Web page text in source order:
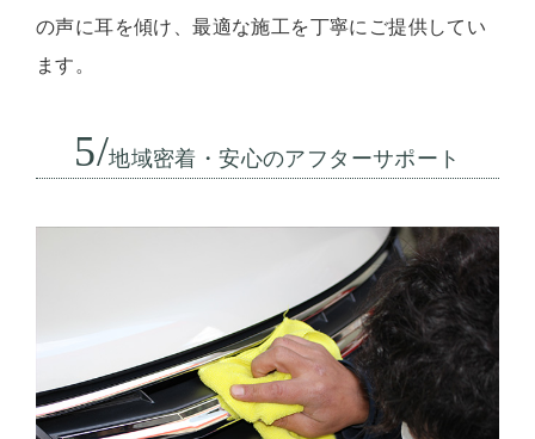
の声に耳を傾け、最適な施工を丁寧にご提供してい
ます。
5/地域密着・安心のアフターサポート